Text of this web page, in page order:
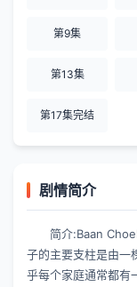
第9集
第13集
第17集完结
剧情简介
简介:Baan
子的主要支柱是由一
乎每个家庭通常都有